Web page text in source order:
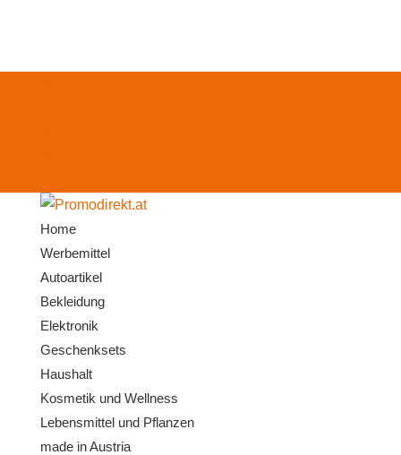
Home
Werbemittel
Autoartikel
Bekleidung
Elektronik
Geschenksets
Haushalt
Kosmetik und Wellness
Lebensmittel und Pflanzen
made in Austria